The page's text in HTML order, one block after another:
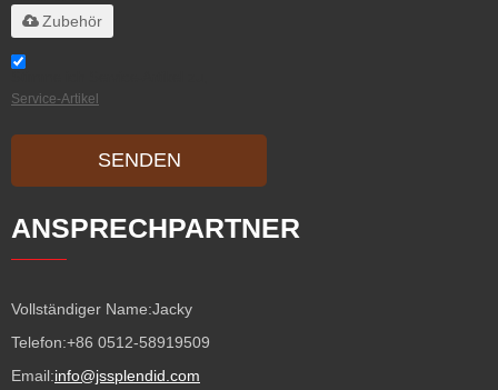
Zubehör
Service-Artikel
SENDEN
ANSPRECHPARTNER
Vollständiger Name:Jacky
Telefon:+86 0512-58919509
Email:info@jssplendid.com